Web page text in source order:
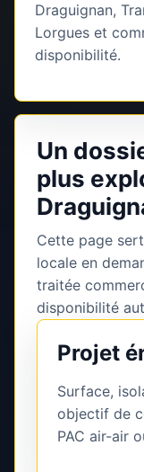
Draguignan,
Lorgues et
disponibilité.
Un
plus
Cette page
locale en
traitée
disponibilité
Projet
Surface,
objectif de
PAC air-air